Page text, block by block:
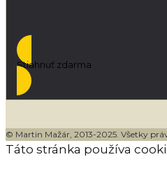
Stiahnuť zdarma
© Martin Mažár, 2013-2025. Všetky
Táto stránka používa